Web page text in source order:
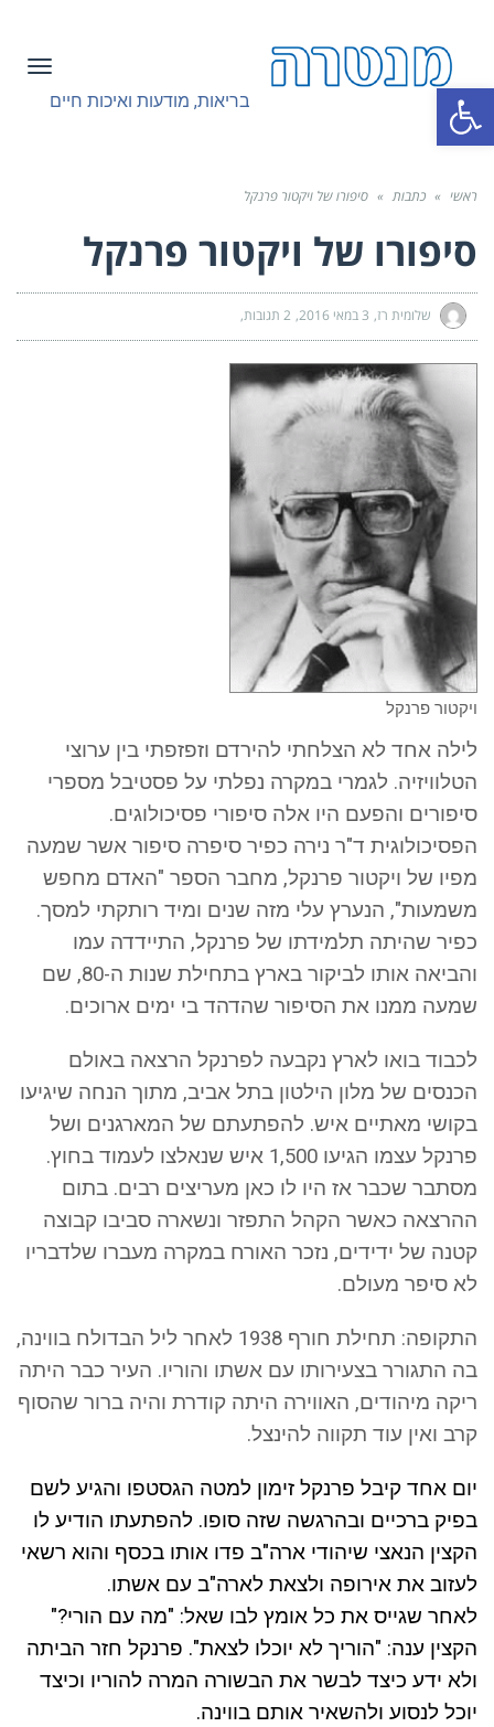
פתח סרגל נגישות בריאות, מודעות ואיכות חיים
ראשי » כתבות » סיפורו של ויקטור פרנקל
סיפורו של ויקטור פרנקל
שלומית רז 3 במאי 2016 2 תגובות
ויקטור פרנקל
לילה אחד לא הצלחתי להירדם וזפזפתי בין ערוצי
הטלוויזיה. לגמרי במקרה נפלתי על פסטיבל מספרי
סיפורים והפעם היו אלה סיפורי פסיכולוגים.
הפסיכולוגית ד"ר נירה כפיר סיפרה סיפור אשר שמעה
מפיו של ויקטור פרנקל, מחבר הספר "האדם מחפש
משמעות", הנערץ עלי מזה שנים ומיד רותקתי למסך.
כפיר שהיתה תלמידתו של פרנקל, התיידדה עמו
והביאה אותו לביקור בארץ בתחילת שנות ה-80, שם
שמעה ממנו את הסיפור שהדהד בי ימים ארוכים.
לכבוד בואו לארץ נקבעה לפרנקל הרצאה באולם
הכנסים של מלון הילטון בתל אביב, מתוך הנחה שיגיעו
בקושי מאתיים איש. להפתעתם של המארגנים ושל
פרנקל עצמו הגיעו 1,500 איש שנאלצו לעמוד בחוץ.
מסתבר שכבר אז היו לו כאן מעריצים רבים. בתום
ההרצאה כאשר הקהל התפזר ונשארה סביבו קבוצה
קטנה של ידידים, נזכר האורח במקרה מעברו שלדבריו
לא סיפר מעולם.
התקופה: תחילת חורף 1938 לאחר ליל הבדולח בווינה,
בה התגורר בצעירותו עם אשתו והוריו. העיר כבר היתה
ריקה מיהודים, האווירה היתה קודרת והיה ברור שהסוף
קרב ואין עוד תקווה להינצל.
יום אחד קיבל פרנקל זימון למטה הגסטפו והגיע לשם
בפיק ברכיים ובהרגשה שזה סופו. להפתעתו הודיע לו
הקצין הנאצי שיהודי ארה"ב פדו אותו בכסף והוא רשאי
לעזוב את אירופה ולצאת לארה"ב עם אשתו.
לאחר שגייס את כל אומץ לבו שאל: "מה עם הורי?"
הקצין ענה: "הוריך לא יוכלו לצאת". פרנקל חזר הביתה
ולא ידע כיצד לבשר את הבשורה המרה להוריו וכיצד
יוכל לנסוע ולהשאיר אותם בווינה.